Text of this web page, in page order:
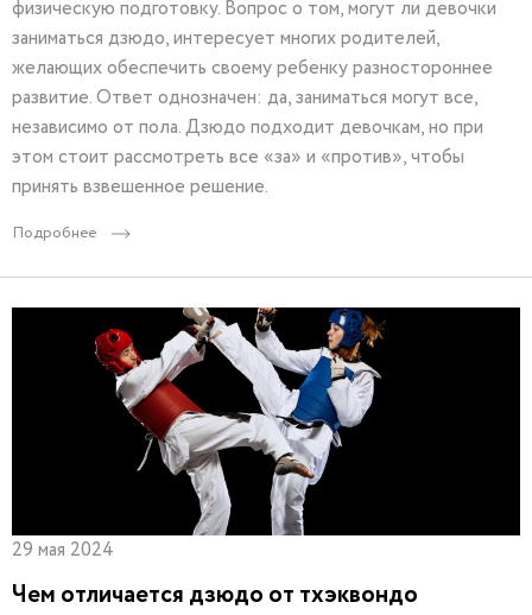
физическую подготовку. Вопрос о том, могут ли девочки
заниматься дзюдо, интересует многих родителей,
желающих обеспечить своему ребенку разностороннее
развитие. Ответ однозначен: да, заниматься могут все,
независимо от пола. Дзюдо подходит девочкам, но при
этом стоит рассмотреть все «за» и «против», чтобы
принять взвешенное решение.
Подробнее
29 мая 2024
Чем отличается дзюдо от тхэквондо